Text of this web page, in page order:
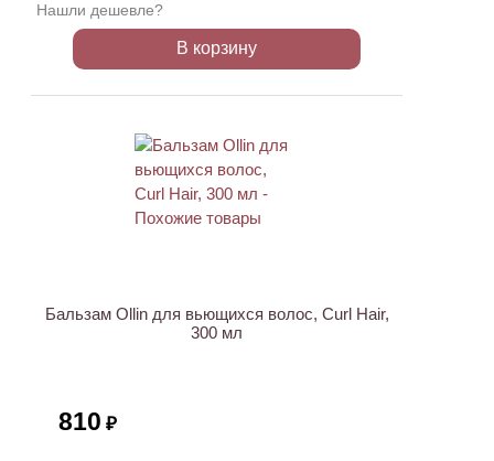
Нашли дешевле?
В корзину
Бальзам Ollin для вьющихся волос, Curl Hair,
300 мл
810 ₽